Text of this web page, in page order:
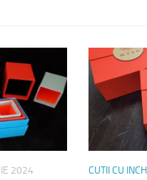
2024
CUTII CU